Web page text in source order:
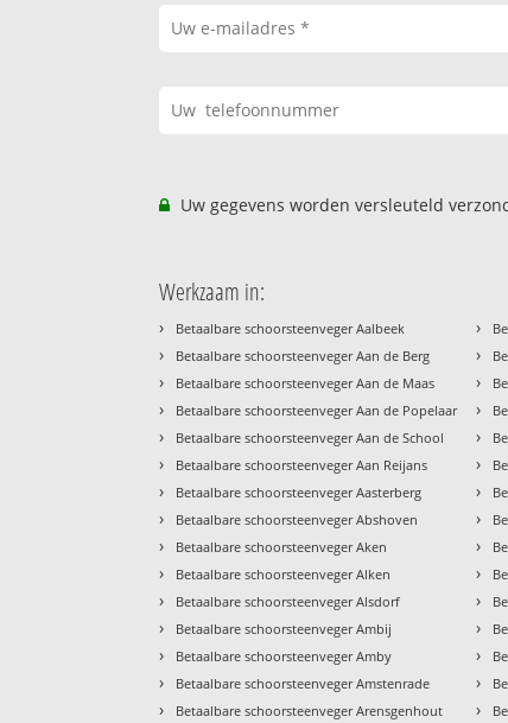
Uw gegevens worden versleuteld
Werkzaam in:
› Betaalbare schoorsteenveger Aalbeek
› Betaalbare schoorsteenveger Aan de Berg
› Betaalbare schoorsteenveger Aan de Maas
› Betaalbare schoorsteenveger Aan de Popelaar
› Betaalbare schoorsteenveger Aan de School
› Betaalbare schoorsteenveger Aan Reijans
› Betaalbare schoorsteenveger Aasterberg
› Betaalbare schoorsteenveger Abshoven
› Betaalbare schoorsteenveger Aken
› Betaalbare schoorsteenveger Alken
› Betaalbare schoorsteenveger Alsdorf
› Betaalbare schoorsteenveger Ambij
› Betaalbare schoorsteenveger Amby
› Betaalbare schoorsteenveger Amstenrade
› Betaalbare schoorsteenveger Arensgenhout
›
›
›
›
›
›
›
›
›
›
›
›
›
›
›